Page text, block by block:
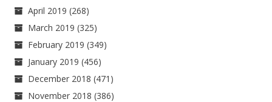
April 2019 (268)
March 2019 (325)
February 2019 (349)
January 2019 (456)
December 2018 (471)
November 2018 (386)